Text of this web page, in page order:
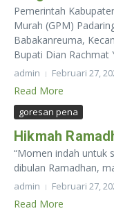
Pemerintah
Murah (GPM)
Babakanreuma,
Bupati Dian Rachmat
admin Februari 27,
Read More
goresan pena
Hikmah
“Momen indah untuk
dibulan Ramadhan,
admin Februari 27,
Read More